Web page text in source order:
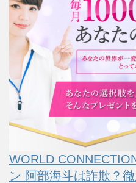
WORLD
ン 阿部海斗は詐欺？